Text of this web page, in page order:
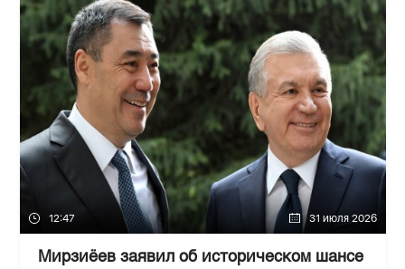
12:47 31 июля 2026
Мирзиёев заявил об историческом шансе